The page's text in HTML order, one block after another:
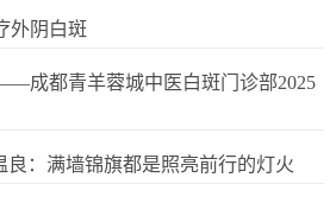
外阴白斑
成都青羊蓉城中医白斑门诊部2025
良：满墙锦旗都是照亮前行的灯火